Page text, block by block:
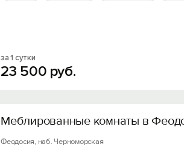
за 1 сутки
23 500 руб.
Меблированные комнаты в
Феодосия, наб. Черноморская